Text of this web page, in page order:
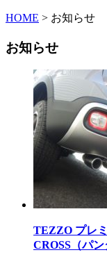
HOME > お知らせ
お知らせ
TEZZO プレ
CROSS（パン